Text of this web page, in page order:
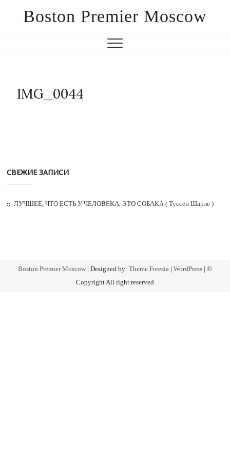
Boston Premier Moscow
IMG_0044
СВЕЖИЕ ЗАПИСИ
ЛУЧШЕЕ, ЧТО ЕСТЬ У ЧЕЛОВЕКА, ЭТО СОБАКА ( Туссен Шарле )
Boston Premier Moscow| Designed by: Theme Freesia| WordPress| ©
Copyright All right reserved